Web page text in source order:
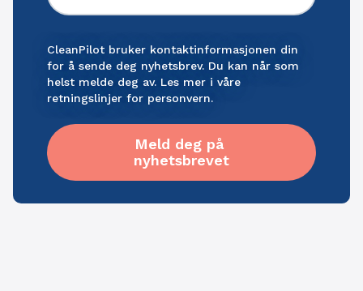
CleanPilot bruker kontaktinformasjonen din
for å sende deg nyhetsbrev. Du kan når som
helst melde deg av. Les mer i våre
retningslinjer for personvern.